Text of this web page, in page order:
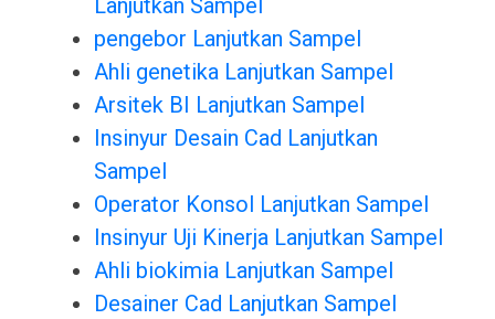
Lanjutkan Sampel
pengebor Lanjutkan Sampel
Ahli genetika Lanjutkan Sampel
Arsitek BI Lanjutkan Sampel
Insinyur Desain Cad Lanjutkan
Sampel
Operator Konsol Lanjutkan Sampel
Insinyur Uji Kinerja Lanjutkan Sampel
Ahli biokimia Lanjutkan Sampel
Desainer Cad Lanjutkan Sampel